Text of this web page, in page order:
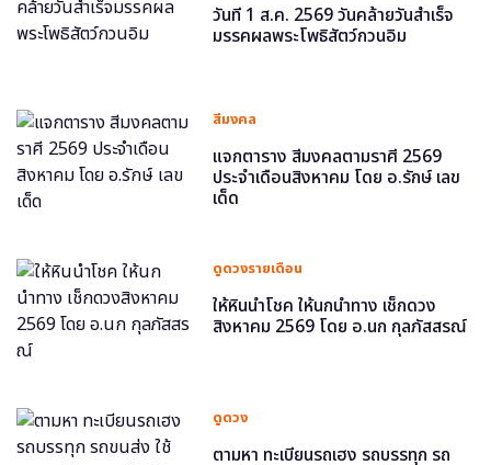
วันที่ 1 ส.ค. 2569 วันคล้ายวันสำเร็จ
มรรคผลพระโพธิสัตว์กวนอิม
สีมงคล
แจกตาราง สีมงคลตามราศี 2569
ประจำเดือนสิงหาคม โดย อ.รักษ์ เลข
เด็ด
ดูดวงรายเดือน
ให้หินนำโชค ให้นกนำทาง เช็กดวง
สิงหาคม 2569 โดย อ.นก กุลภัสสรณ์
ดูดวง
ตามหา ทะเบียนรถเฮง รถบรรทุก รถ